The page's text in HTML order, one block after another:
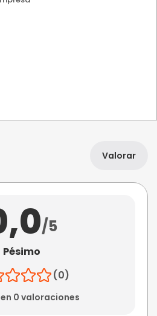
Valorar
/5
Pésimo
(0)
0 valoraciones